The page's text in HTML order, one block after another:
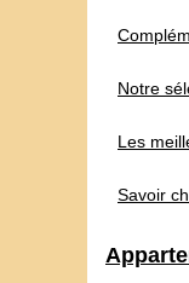
Notre
Les
Savoir